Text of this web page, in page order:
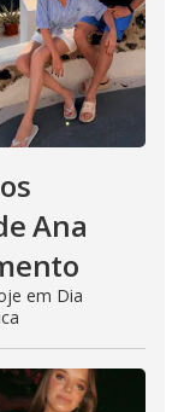
Ana
em Dia